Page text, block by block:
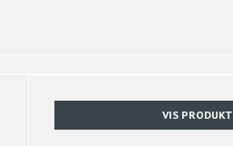
VIS PRODUKT